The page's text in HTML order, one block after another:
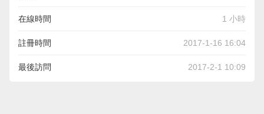
在線時間 1 小時
註冊時間 2017-1-16 16:04
最後訪問 2017-2-1 10:09